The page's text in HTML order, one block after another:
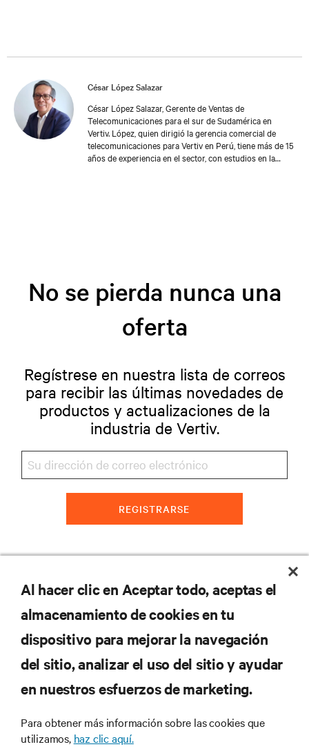
César López Salazar
César López Salazar, Gerente de Ventas de
Telecomunicaciones para el sur de Sudamérica en
Vertiv. López, quien dirigió la gerencia comercial de
telecomunicaciones para Vertiv en Perú, tiene más de 15
años de experiencia en el sector, con estudios en la
No se pierda nunca una
oferta
Regístrese en nuestra lista de correos
para recibir las últimas novedades de
productos y actualizaciones de la
industria de Vertiv.
REGISTRARSE
RECURSOS
CORPORATIVO
Al hacer clic en Aceptar todo, aceptas el
almacenamiento de cookies en tu
dispositivo para mejorar la navegación
del sitio, analizar el uso del sitio y ayudar
en nuestros esfuerzos de marketing.
Para obtener más información sobre las cookies que
utilizamos, haz clic aquí.